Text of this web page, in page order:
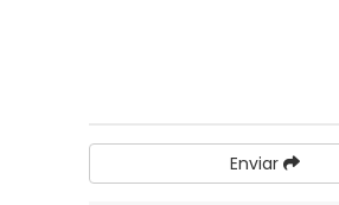
Enviar